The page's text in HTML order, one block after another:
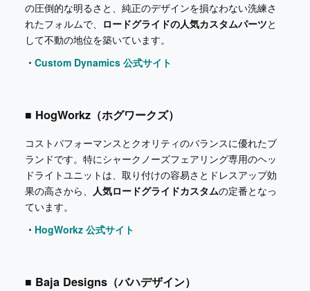
の圧倒的な明るさと、純正のデザインを損なわない洗練さ
れたフォルムで、 ロードグライドの人気カスタムパーツと
して不動の地位を築いています。
・ Custom Dynamics 公式サイト
■ HogWorkz（ホグワークズ）
コストパフォーマンスとクオリティのバランスに優れたブ
ランドです。特にシャークノーズフェアリング専用のヘッ
ドライトユニットは、取り付けの容易さとドレスアップ効
果の高さから、 人気ロードグライドカスタムの定番となっ
ています。
・ HogWorkz 公式サイト
■ Baja Designs（バハデザイン）